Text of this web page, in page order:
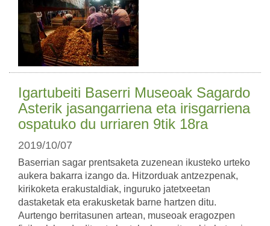
Igartubeiti Baserri Museoak Sagardo
Asterik jasangarriena eta irisgarriena
ospatuko du urriaren 9tik 18ra
2019/10/07
Baserrian sagar prentsaketa zuzenean ikusteko urteko
aukera bakarra izango da. Hitzorduak antzezpenak,
kirikoketa erakustaldiak, inguruko jatetxeetan
dastaketak eta erakusketak barne hartzen ditu.
Aurtengo berritasunen artean, museoak eragozpen